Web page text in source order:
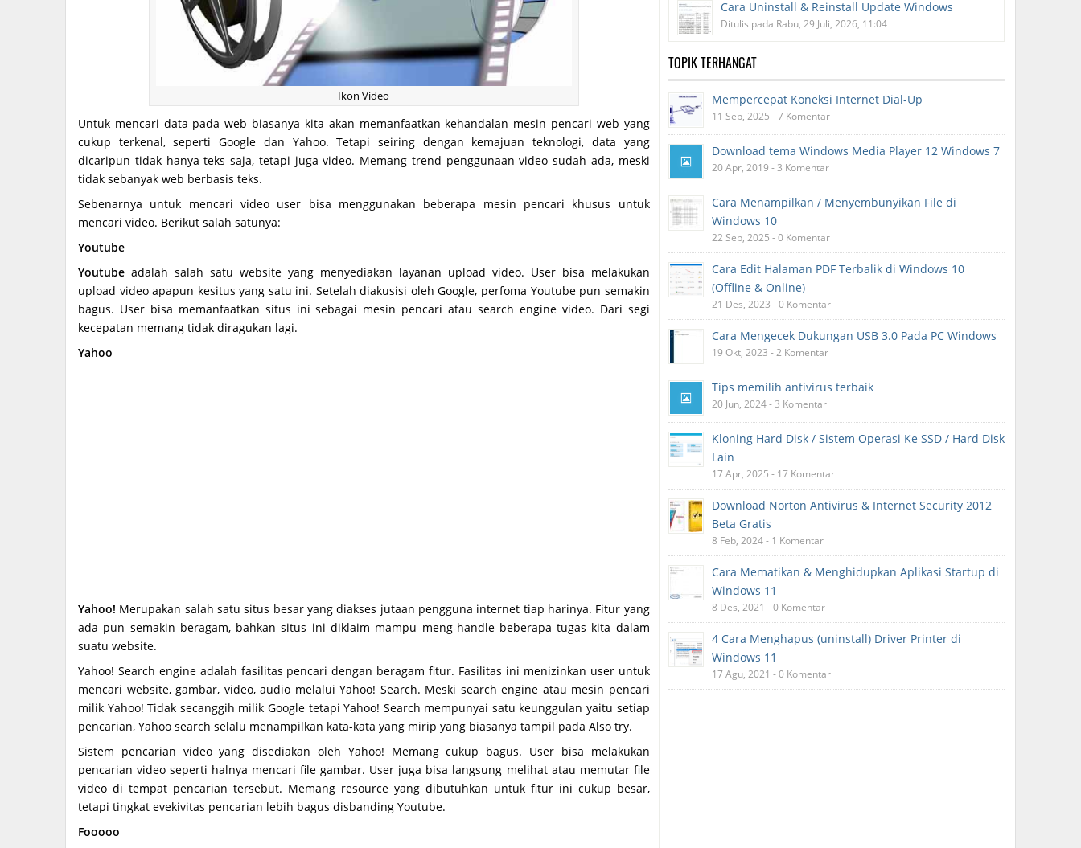
Ikon Video
Untuk mencari data pada web biasanya kita akan memanfaatkan kehandalan mesin pencari web yang
cukup terkenal, seperti Google dan Yahoo. Tetapi seiring dengan kemajuan teknologi, data yang
dicaripun tidak hanya teks saja, tetapi juga video. Memang trend penggunaan video sudah ada, meski
tidak sebanyak web berbasis teks.
Sebenarnya untuk mencari video user bisa menggunakan beberapa mesin pencari khusus untuk
mencari video. Berikut salah satunya:
Youtube
Youtube adalah salah satu website yang menyediakan layanan upload video. User bisa melakukan
upload video apapun kesitus yang satu ini. Setelah diakusisi oleh Google, perfoma Youtube pun semakin
bagus. User bisa memanfaatkan situs ini sebagai mesin pencari atau search engine video. Dari segi
kecepatan memang tidak diragukan lagi.
Yahoo
Yahoo! Merupakan salah satu situs besar yang diakses jutaan pengguna internet tiap harinya. Fitur yang
ada pun semakin beragam, bahkan situs ini diklaim mampu meng-handle beberapa tugas kita dalam
suatu website.
Yahoo! Search engine adalah fasilitas pencari dengan beragam fitur. Fasilitas ini menizinkan user untuk
mencari website, gambar, video, audio melalui Yahoo! Search. Meski search engine atau mesin pencari
milik Yahoo! Tidak secanggih milik Google tetapi Yahoo! Search mempunyai satu keunggulan yaitu setiap
pencarian, Yahoo search selalu menampilkan kata-kata yang mirip yang biasanya tampil pada Also try.
Sistem pencarian video yang disediakan oleh Yahoo! Memang cukup bagus. User bisa melakukan
pencarian video seperti halnya mencari file gambar. User juga bisa langsung melihat atau memutar file
video di tempat pencarian tersebut. Memang resource yang dibutuhkan untuk fitur ini cukup besar,
tetapi tingkat evekivitas pencarian lebih bagus disbanding Youtube.
Fooooo
Cara Uninstall & Reinstall Update Windows
Ditulis pada Rabu, 29 Juli, 2026, 11:04
TOPIK TERHANGAT
Mempercepat Koneksi Internet Dial-Up
11 Sep, 2025 - 7 Komentar
Download tema Windows Media Player 12 Windows 7
20 Apr, 2019 - 3 Komentar
Cara Menampilkan / Menyembunyikan File di
Windows 10
22 Sep, 2025 - 0 Komentar
Cara Edit Halaman PDF Terbalik di Windows 10
(Offline & Online)
21 Des, 2023 - 0 Komentar
Cara Mengecek Dukungan USB 3.0 Pada PC Windows
19 Okt, 2023 - 2 Komentar
Tips memilih antivirus terbaik
20 Jun, 2024 - 3 Komentar
Kloning Hard Disk / Sistem Operasi Ke SSD / Hard Disk
Lain
17 Apr, 2025 - 17 Komentar
Download Norton Antivirus & Internet Security 2012
Beta Gratis
8 Feb, 2024 - 1 Komentar
Cara Mematikan & Menghidupkan Aplikasi Startup di
Windows 11
8 Des, 2021 - 0 Komentar
4 Cara Menghapus (uninstall) Driver Printer di
Windows 11
17 Agu, 2021 - 0 Komentar